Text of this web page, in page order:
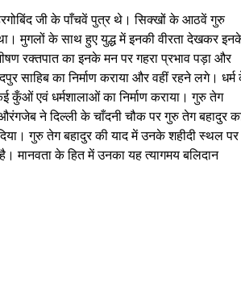
जी के पाँचवें पुत्र थे। सिक्खों के आठवें गुरु
मुगलों के साथ हुए युद्ध में इनकी वीरता देखकर
रक्तपात का इनके मन पर गहरा प्रभाव पड़ा और
साहिब का निर्माण कराया और वहीं रहने लगे।
कुँओं एवं धर्मशालाओं का निर्माण कराया। गुरु तेग
औरंगजेब ने दिल्ली के चाँदनी चौक पर गुरु तेग बहादुर
गुरु तेग बहादुर की याद में उनके शहीदी स्थल पर
मानवता के हित में उनका यह त्यागमय बलिदान